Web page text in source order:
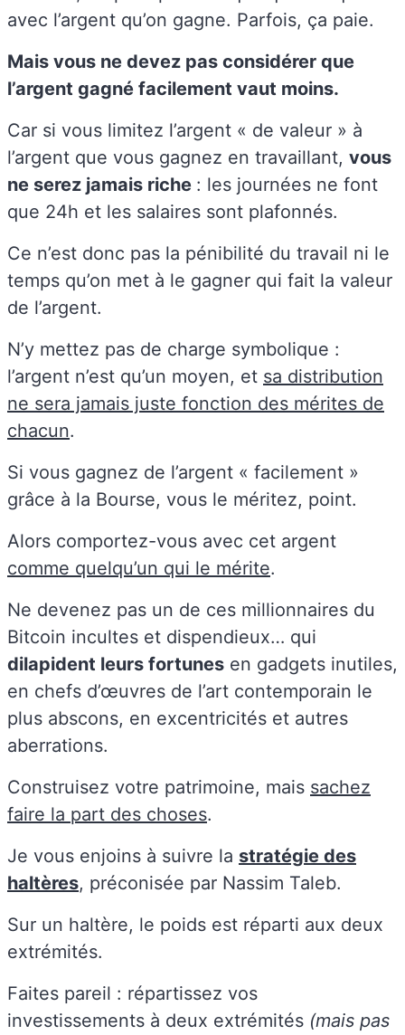
avec l’argent qu’on gagne. Parfois, ça paie.
Mais vous ne devez pas considérer que
l’argent gagné facilement vaut moins.
Car si vous limitez l’argent « de valeur » à
l’argent que vous gagnez en travaillant, vous
ne serez jamais riche : les journées ne font
que 24h et les salaires sont plafonnés.
Ce n’est donc pas la pénibilité du travail ni le
temps qu’on met à le gagner qui fait la valeur
de l’argent.
N’y mettez pas de charge symbolique :
l’argent n’est qu’un moyen, et sa distribution
ne sera jamais juste fonction des mérites de
chacun.
Si vous gagnez de l’argent « facilement »
grâce à la Bourse, vous le méritez, point.
Alors comportez-vous avec cet argent
comme quelqu’un qui le mérite.
Ne devenez pas un de ces millionnaires du
Bitcoin incultes et dispendieux… qui
dilapident leurs fortunes en gadgets inutiles,
en chefs d’œuvres de l’art contemporain le
plus abscons, en excentricités et autres
aberrations.
Construisez votre patrimoine, mais sachez
faire la part des choses.
Je vous enjoins à suivre la stratégie des
haltères, préconisée par Nassim Taleb.
Sur un haltère, le poids est réparti aux deux
extrémités.
Faites pareil : répartissez vos
investissements à deux extrémités (mais pas